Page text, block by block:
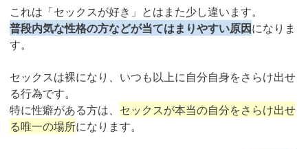
これは「セックスが好き」とはまた少し違います。
普段内気な性格の方などが当てはまりやすい原因になりま
す。
セックスは裸になり、いつも以上に自分自身をさらけ出せ
る行為です。
特に性癖がある方は、 セックスが本当の自分をさらけ出せ
る唯一の場所になります。